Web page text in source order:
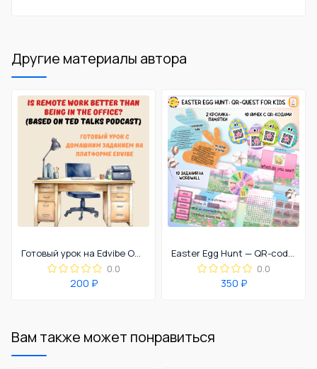
Другие материалы автора
Готовый урок на Edvibe Office work VS Remote work
0.0
200 ₽
Easter Egg Hunt — QR-code quest
0.0
350 ₽
Вам также может понравиться